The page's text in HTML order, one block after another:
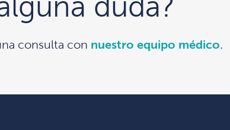
duda?
consulta con nuestro equipo médico.